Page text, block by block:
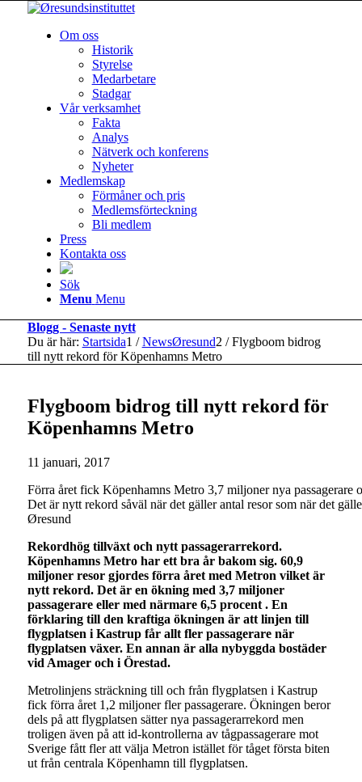
Om oss
Historik
Styrelse
Medarbetare
Stadgar
Vår verksamhet
Fakta
Analys
Nätverk och konferens
Nyheter
Medlemskap
Förmåner och pris
Medlemsförteckning
Bli medlem
Press
Kontakta oss
Sök
Menu Menu
Blogg - Senaste nytt
Du är här: Startsida1 / NewsØresund2 / Flygboom bidrog
till nytt rekord för Köpenhamns Metro
Flygboom bidrog till nytt rekord för
Köpenhamns Metro
11 januari, 2017
Förra året fick Köpenhamns Metro 3,7 miljoner nya passagerare
Det är nytt rekord såväl när det gäller antal resor som när det
Øresund
Rekordhög tillväxt och nytt passagerarrekord.
Köpenhamns Metro har ett bra år bakom sig. 60,9
miljoner resor gjordes förra året med Metron vilket är
nytt rekord. Det är en ökning med 3,7 miljoner
passagerare eller med närmare 6,5 procent . En
förklaring till den kraftiga ökningen är att linjen till
flygplatsen i Kastrup får allt fler passagerare när
flygplatsen växer. En annan är alla nybyggda bostäder
vid Amager och i Örestad.
Metrolinjens sträckning till och från flygplatsen i Kastrup
fick förra året 1,2 miljoner fler passagerare. Ökningen beror
dels på att flygplatsen sätter nya passagerarrekord men
troligen även på att id-kontrollerna av tågpassagerare mot
Sverige fått fler att välja Metron istället för tåget första biten
ut från centrala Köpenhamn till flygplatsen.